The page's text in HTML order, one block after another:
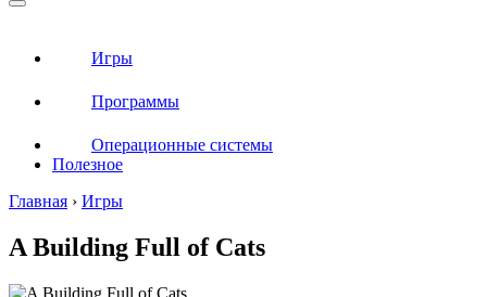
Игры
Программы
Операционные системы
Полезное
Главная › Игры
A Building Full of Cats